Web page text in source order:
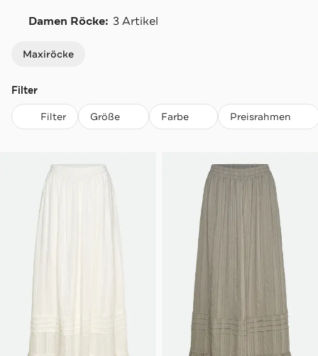
Damen Röcke: 3 Artikel
Maxiröcke
Filter
Filter Größe Farbe Preisrahmen